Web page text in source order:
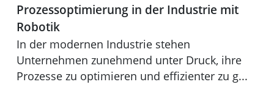
Prozessoptimierung in der Industrie mit
Robotik
In der modernen Industrie stehen
Unternehmen zunehmend unter Druck, ihre
Prozesse zu optimieren und effizienter zu g...